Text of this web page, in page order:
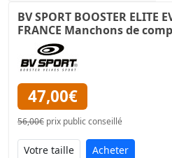
BV SPORT BOOSTER ELITE
FRANCE Manchons de
47,00€
56,00€ prix public conseillé
Acheter